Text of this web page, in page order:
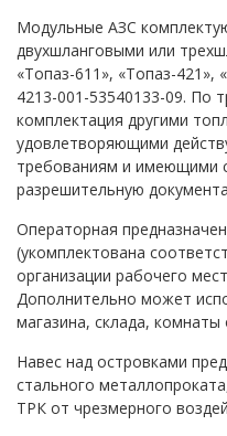
Модульные АЗС
двухшланговыми или
«Топаз-611», «Топаз-421»,
4213-001-53540133-09. По
комплектация другими
удовлетворяющими
требованиям и имеющими
разрешительную
Операторная
(укомплектована
организации рабочего
Дополнительно может
магазина, склада, комнаты
Навес над островками
стального
ТРК от чрезмерного